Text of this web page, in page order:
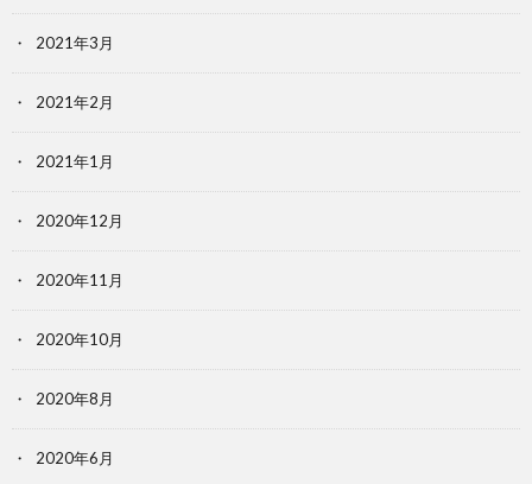
2021年3月
2021年2月
2021年1月
2020年12月
2020年11月
2020年10月
2020年8月
2020年6月